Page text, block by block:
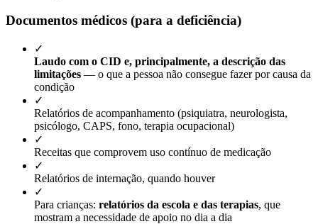
Documentos médicos (para a deficiência)
✓
Laudo com o CID e, principalmente, a descrição das
limitações — o que a pessoa não consegue fazer por causa da
condição
✓
Relatórios de acompanhamento (psiquiatra, neurologista,
psicólogo, CAPS, fono, terapia ocupacional)
✓
Receitas que comprovem uso contínuo de medicação
✓
Relatórios de internação, quando houver
✓
Para crianças: relatórios da escola e das terapias, que
mostram a necessidade de apoio no dia a dia